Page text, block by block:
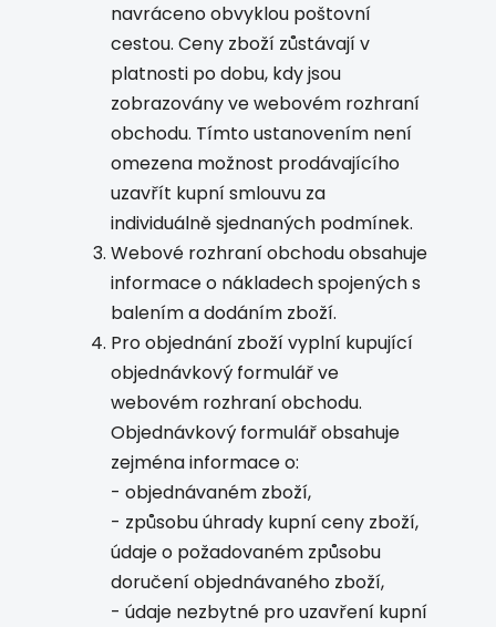
navráceno obvyklou poštovní
cestou. Ceny zboží zůstávají v
platnosti po dobu, kdy jsou
zobrazovány ve webovém rozhraní
obchodu. Tímto ustanovením není
omezena možnost prodávajícího
uzavřít kupní smlouvu za
individuálně sjednaných podmínek.
Webové rozhraní obchodu obsahuje
informace o nákladech spojených s
balením a dodáním zboží.
Pro objednání zboží vyplní kupující
objednávkový formulář ve
webovém rozhraní obchodu.
Objednávkový formulář obsahuje
zejména informace o:
- objednávaném zboží,
- způsobu úhrady kupní ceny zboží,
údaje o požadovaném způsobu
doručení objednávaného zboží,
- údaje nezbytné pro uzavření kupní